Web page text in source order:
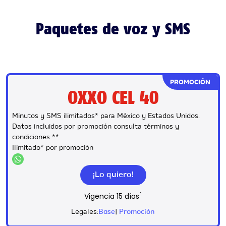
Paquetes de voz y SMS
PROMOCIÓN
OXXO CEL 40
Minutos y SMS ilimitados* para México y Estados Unidos.
Datos incluidos por promoción consulta términos y
condiciones **
Ilimitado* por promoción
¡Lo quiero!
Vigencia 15 días 1
Legales:Base Promoción